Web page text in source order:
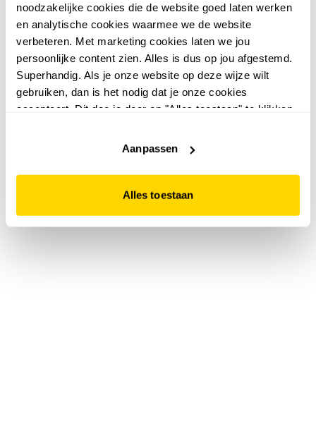
noodzakelijke cookies die de website goed laten werken
en analytische cookies waarmee we de website
verbeteren. Met marketing cookies laten we jou
persoonlijke content zien. Alles is dus op jou afgestemd.
Superhandig. Als je onze website op deze wijze wilt
gebruiken, dan is het nodig dat je onze cookies
accepteert. Dit doe je door op "Alles toestaan" te klikken.
website niet optimaal functioneert.
Aanpassen
Alles toestaan